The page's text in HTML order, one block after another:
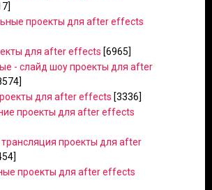
проекты для after effects
для after effects [6965]
- слайд шоу проекты для after
для after effects [3336]
проекты для after effects
трансляция проекты для after
проекты для after effects